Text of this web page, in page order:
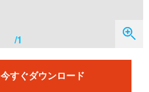
/1
今すぐダウンロード